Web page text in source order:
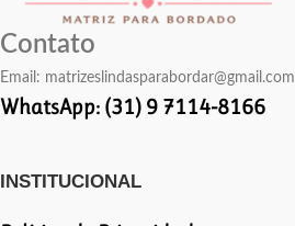
Contato
Email: matrizeslindasparabordar@gmail.com
WhatsApp: (31) 9 7114-8166
INSTITUCIONAL